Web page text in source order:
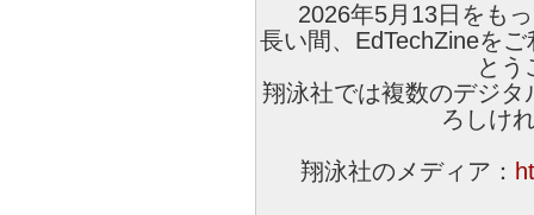
2026年5月13日をも
長い間、EdTechZineを
とう
翔泳社では複数のデジ
ろしけ
翔泳社のメディア：